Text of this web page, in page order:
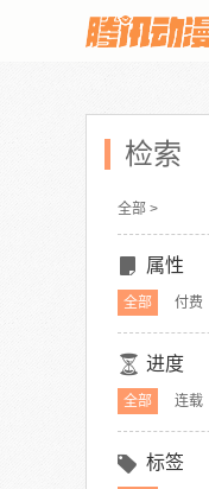
检索
全部 >
属性
全部 付费
进度
全部 连载
标签